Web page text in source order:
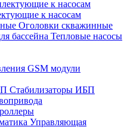
к насосам
Оголовки скважинные
Тепловые насосы
GSM модули
Стабилизаторы ИБП
Управляющая